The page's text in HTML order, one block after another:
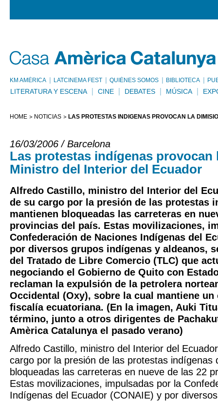
KM AMÈRICA LATCINEMA FEST QUIÉNES SOMOS BIBLIOTECA
LITERATURA Y ESCENA CINE DEBATES MÚSICA
HOME NOTICIAS LAS PROTESTAS INDÍGENAS PROVOCAN LA
16/03/2006 / Barcelona
Las protestas indígenas provocan
Ministro del Interior del Ecuador
Alfredo Castillo, ministro del Interior del
de su cargo por la presión de las protestas
mantienen bloqueadas las carreteras en
provincias del país. Estas movilizaciones,
Confederación de Naciones Indígenas del
por diversos grupos indígenas y aldeanos,
del Tratado de Libre Comercio (TLC) que
negociando el Gobierno de Quito con
reclaman la expulsión de la petrolera
Occidental (Oxy), sobre la cual mantiene
fiscalía ecuatoriana. (En la imagen, Auki
término, junto a otros dirigentes de
Amèrica Catalunya el pasado verano)
Alfredo Castillo, ministro del Interior del
cargo por la presión de las protestas indígenas
bloqueadas las carreteras en nueve de las 22
Estas movilizaciones, impulsadas por la
Indígenas del Ecuador (CONAIE) y por